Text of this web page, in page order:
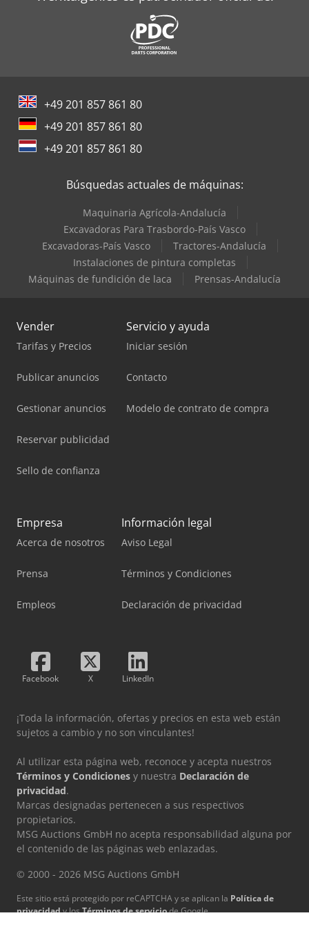
+49 201 857 861 80
+49 201 857 861 80
+49 201 857 861 80
Búsquedas actuales de máquinas:
Maquinaria Agrícola-Andalucía
Excavadoras Para Trasbordo-País Vasco
Excavadoras-País Vasco
Tractores-Andalucía
Instalaciones de pintura completas
Máquinas de fundición de laca
Prensas-Andalucía
Vender
Tarifas y Precios
Publicar anuncios
Gestionar anuncios
Reservar publicidad
Sello de confianza
Servicio y ayuda
Iniciar sesión
Contacto
Modelo de contrato de compra
Empresa
Acerca de nosotros
Prensa
Empleos
Información legal
Aviso Legal
Términos y Condiciones
Declaración de privacidad
Facebook X LinkedIn
¡Toda la información, ofertas y precios en esta web están
sujetos a cambio y no son vinculantes!
Al utilizar esta página web, reconoce y acepta nuestros
Términos y Condiciones y nuestra Declaración de
privacidad.
Marcas designadas pertenecen a sus respectivos
propietarios.
MSG Auctions GmbH no acepta responsabilidad alguna por
el contenido de las páginas web enlazadas.
© 2000 - 2026 MSG Auctions GmbH
Este sitio está protegido por reCAPTCHA y se aplican la Política de
privacidady losTérminos de serviciode Google.